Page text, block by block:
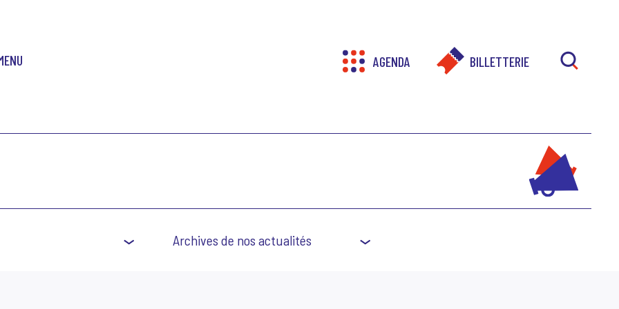
AGENDA BILLETTERIE
Archives de nos actualités